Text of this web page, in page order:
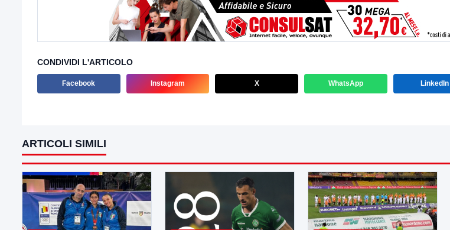
CONDIVIDI L'ARTICOLO
Facebook Instagram X WhatsApp LinkedIn
ARTICOLI SIMILI